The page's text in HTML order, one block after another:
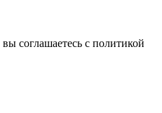
соглашаетесь с политикой